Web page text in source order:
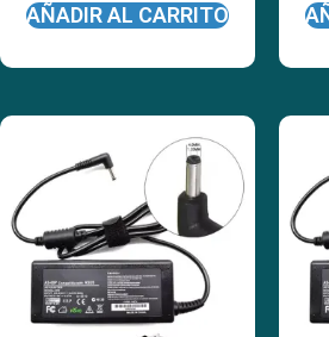
AÑADIR AL CARRITO